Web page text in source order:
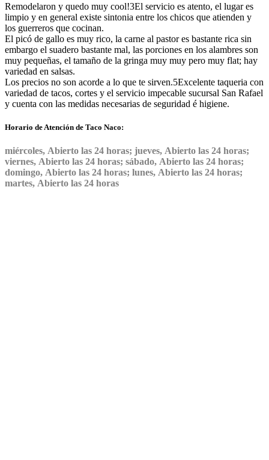
Remodelaron y quedo muy cool!3El servicio es atento, el lugar es
limpio y en general existe sintonia entre los chicos que atienden y
los guerreros que cocinan.
El picó de gallo es muy rico, la carne al pastor es bastante rica sin
embargo el suadero bastante mal, las porciones en los alambres son
muy pequeñas, el tamaño de la gringa muy muy pero muy flat; hay
variedad en salsas.
Los precios no son acorde a lo que te sirven.5Excelente taqueria con
variedad de tacos, cortes y el servicio impecable sucursal San Rafael
y cuenta con las medidas necesarias de seguridad é higiene.
Horario de Atención de Taco Naco:
miércoles, Abierto las 24 horas; jueves, Abierto las 24 horas;
viernes, Abierto las 24 horas; sábado, Abierto las 24 horas;
domingo, Abierto las 24 horas; lunes, Abierto las 24 horas;
martes, Abierto las 24 horas